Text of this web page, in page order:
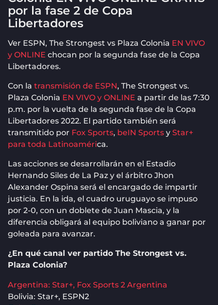
por la fase 2 de Copa
Libertadores
Ver ESPN, The Strongest vs Plaza Colonia EN VIVO
y ONLINE chocan por la segunda fase de la Copa
Libertadores.
Con la transmisión de ESPN, The Strongest vs.
Plaza Colonia EN VIVO y ONLINE a partir de las 7:30
p.m. por la vuelta de la segunda fase de la Copa
Libertadores 2022. El partido también será
transmitido por Fox Sports, beIN Sports y Star+
para toda Latinoamérica.
Las acciones se desarrollarán en el Estadio
Hernando Siles de La Paz y el árbitro Jhon
Alexander Ospina será el encargado de impartir
justicia. En la ida, el cuadro uruguayo se impuso
por 2-0, con un doblete de Juan Mascia, y la
diferencia obligará al equipo boliviano a ganar por
goleada para avanzar.
¿En qué canal ver partido The Strongest vs.
Plaza Colonia?
Argentina: Star+, Fox Sports 2 Argentina
Bolivia: Star+, ESPN2